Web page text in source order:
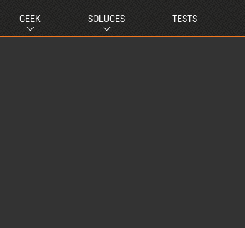
GEEK SOLUCES TESTS